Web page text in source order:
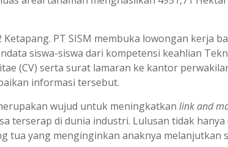
PT SISM membuka lowongan kerja
siswa-siswa dari kompetensi keahlian
(CV) serta surat lamaran ke kantor
informasi tersebut.
wujud untuk meningkatkan link and
terserap di dunia industri. Lulusan tidak hanya
tua yang menginginkan anaknya melanjutkan